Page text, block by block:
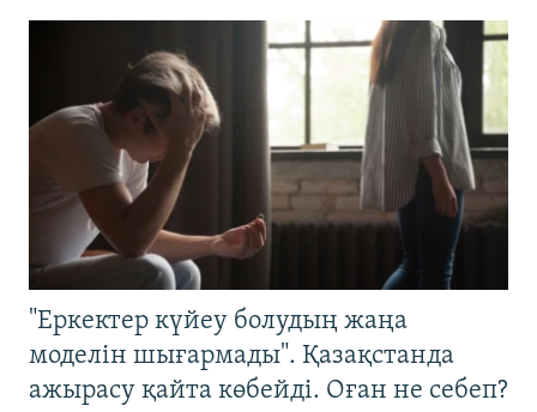
"Еркектер күйеу болудың жаңа
моделін шығармады". Қазақстанда
ажырасу қайта көбейді. Оған не себеп?